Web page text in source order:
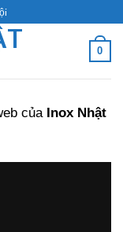
0
của Inox Nhật